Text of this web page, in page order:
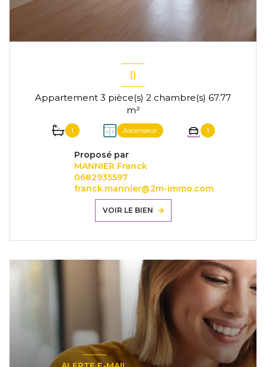
()
Appartement 3 pièce(s) 2 chambre(s) 67.77
m²
1 Ascenseur 1
Proposé par
MANNIER Franck
0682935597
franck.mannier@2m-immo.com
VOIR LE BIEN